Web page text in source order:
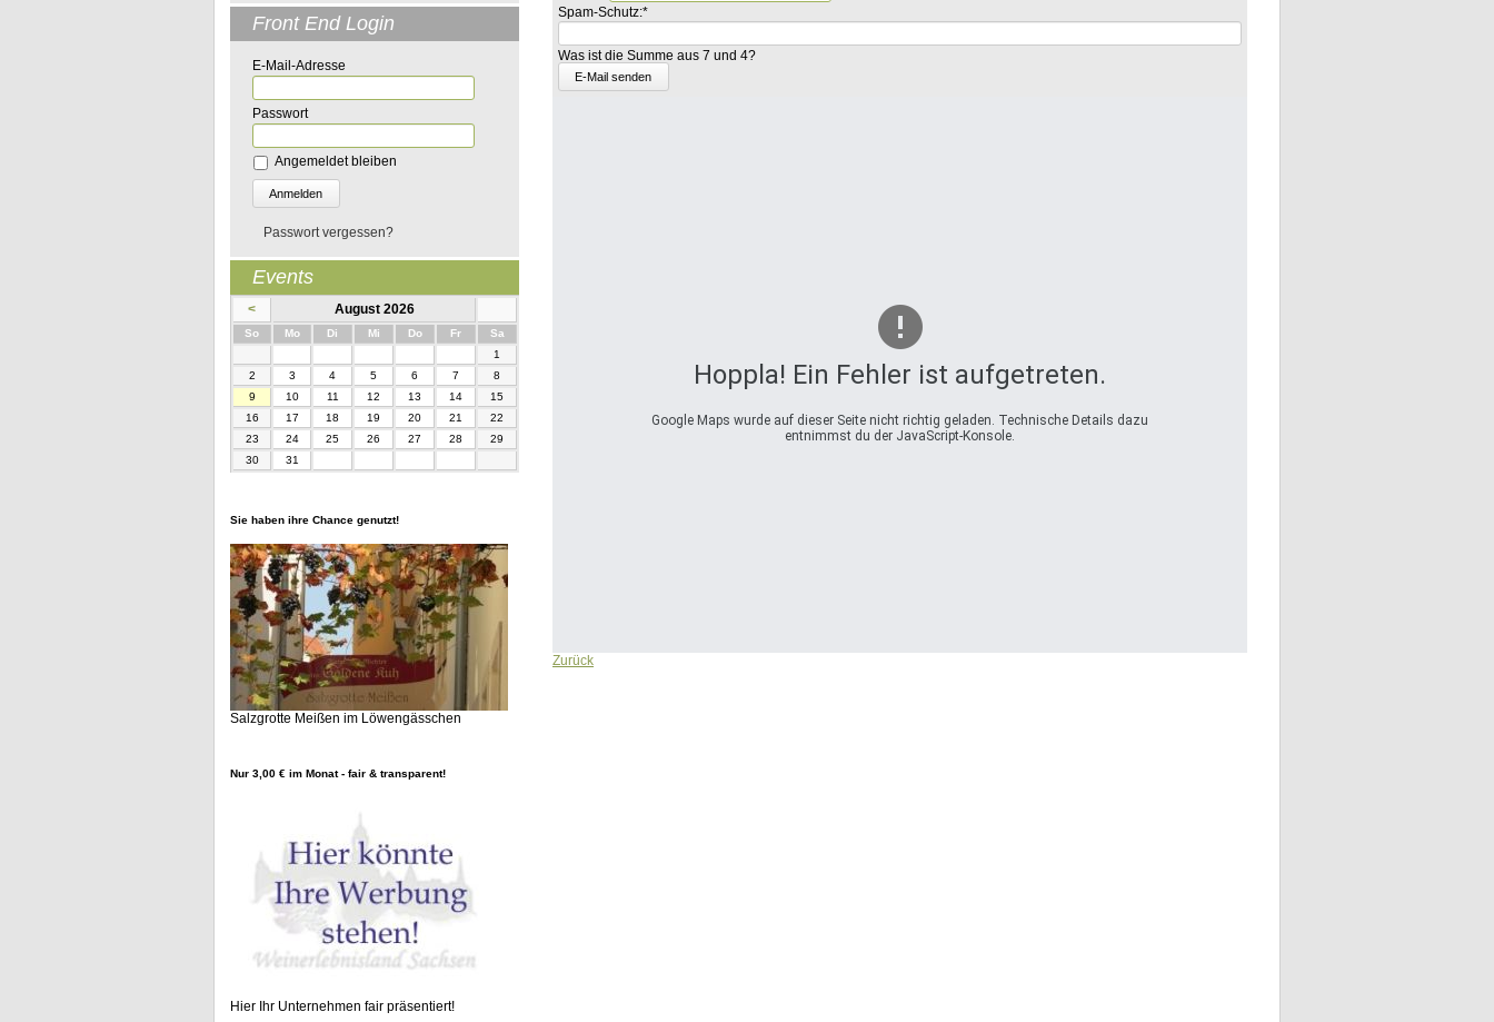
Pflichtfeld
Spam-Schutz:*Was
ist
die
Summe
aus
8
Was ist die Summe aus 7 und 4?
Hoppla! Ein Fehler ist aufgetreten.
Google Maps wurde auf dieser Seite nicht richtig geladen. Technische Details dazu
entnimmst du der JavaScript-Konsole.
Zurück
Front End Login
E-Mail-Adresse
Passwort
Angemeldet bleiben
Passwort vergessen?
Events
< August 2026
SonntagMontag Di enstagMittwochDonnerstag
Freitag Samstag
1
2
3 4 5 6 7
8
9
10 11 12 13 14
15
16
17 18 19 20 21
22
23
24 25 26 27 28
29
30
31
Sie haben ihre Chance genutzt!
Salzgrotte Meißen im Löwengässchen
Nur 3,00 € im Monat - fair & transparent!
Hier Ihr Unternehmen fair präsentiert!